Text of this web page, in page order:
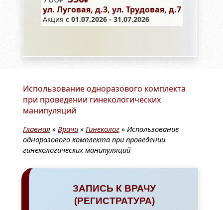
ул. Луговая, д.3, ул. Трудовая, д.7
Акция с 01.07.2026 - 31.07.2026
Использование одноразового комплекта
при проведении гинекологических
манипуляций
Главная » Врачи » Гинеколог » Использование
одноразового комплекта при проведении
гинекологических манипуляций
ЗАПИСЬ К ВРАЧУ
(РЕГИСТРАТУРА)